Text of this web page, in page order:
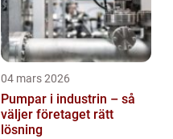
04 mars 2026
Pumpar i industrin – så
väljer företaget rätt
lösning